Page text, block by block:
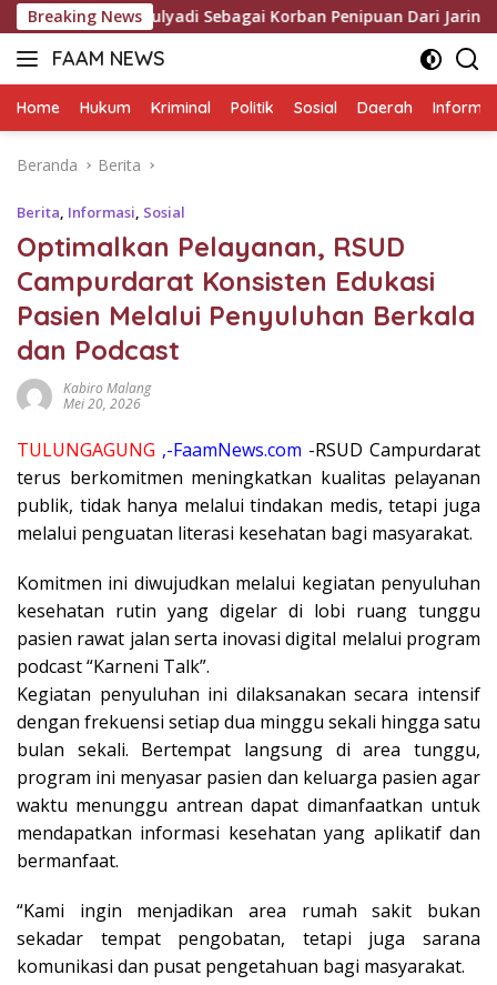
Langsung
ke
konten
Breaking News
Edy Mulyadi Sebagai Korban Penipuan Dari Jaringan
FAAM NEWS
Mengungkap
Mengawal
Home Hukum Kriminal Politik Sosial Daerah
Beranda Berita
Berita, Informasi, Sosial
Optimalkan Pelayanan, RSUD
Campurdarat Konsisten Edukasi
Pasien Melalui Penyuluhan Berkala
dan Podcast
Kabiro Malang
Mei 20, 2026
TULUNGAGUNG ,-FaamNews.com -RSUD Campurdarat
terus berkomitmen meningkatkan kualitas pelayanan
publik, tidak hanya melalui tindakan medis, tetapi juga
melalui penguatan literasi kesehatan bagi masyarakat.
Komitmen ini diwujudkan melalui kegiatan penyuluhan
kesehatan rutin yang digelar di lobi ruang tunggu
pasien rawat jalan serta inovasi digital melalui program
podcast “Karneni Talk”.
Kegiatan penyuluhan ini dilaksanakan secara intensif
dengan frekuensi setiap dua minggu sekali hingga satu
bulan sekali. Bertempat langsung di area tunggu,
program ini menyasar pasien dan keluarga pasien agar
waktu menunggu antrean dapat dimanfaatkan untuk
mendapatkan informasi kesehatan yang aplikatif dan
bermanfaat.
“Kami ingin menjadikan area rumah sakit bukan
sekadar tempat pengobatan, tetapi juga sarana
komunikasi dan pusat pengetahuan bagi masyarakat.